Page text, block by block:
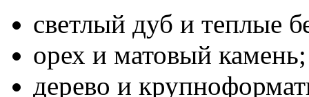
светлый дуб и теплые
орех и матовый камень;
дерево и